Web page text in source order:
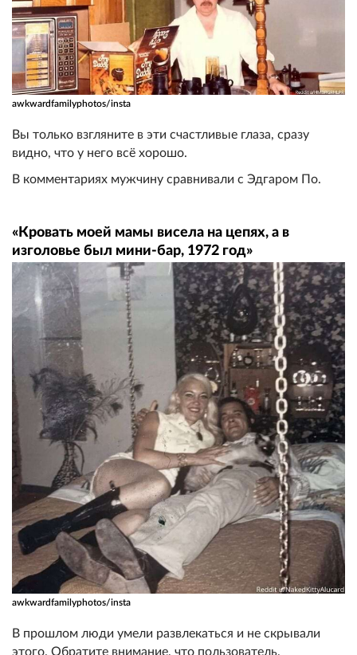
awkwardfamilyphotos/insta
Вы только взгляните в эти счастливые глаза, сразу
видно, что у него всё хорошо.
В комментариях мужчину сравнивали с Эдгаром По.
«Кровать моей мамы висела на цепях, а в
изголовье был мини-бар, 1972 год»
awkwardfamilyphotos/insta
В прошлом люди умели развлекаться и не скрывали
этого. Обратите внимание, что пользователь,